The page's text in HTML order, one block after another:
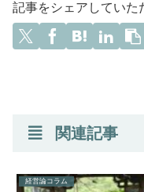
記事をシェアしていた
関連記事
経営論コラム